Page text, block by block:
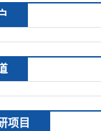
项目